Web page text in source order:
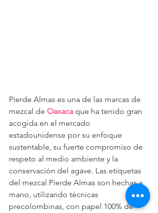
Pierde Almas es una de las marcas de
mezcal de Oaxaca que ha tenido gran
acogida en el mercado
estadounidense por su enfoque
sustentable, su fuerte compromiso de
respeto al medio ambiente y la
conservación del agave. Las etiquetas
del mezcal Pierde Almas son hechas a
mano, utilizando técnicas
precolombinas, con papel 100% de